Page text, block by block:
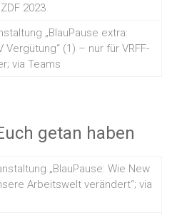
2023
„BlauPause extra:
Vergütung“ (1) – nur für VRFF-
via Teams
getan haben
„BlauPause: Wie New
Arbeitswelt verändert“; via